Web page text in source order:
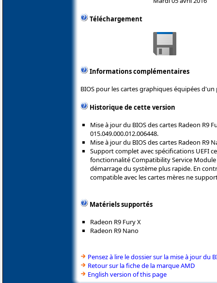
Téléchargement
Informations complémentaires
BIOS pour les cartes graphiques équipées
Historique de cette version
Mise à jour du BIOS des cartes Radeon R9
015.049.000.012.006448.
Mise à jour du BIOS des cartes Radeon R9
Support complet avec spécifications UEFI
fonctionnalité Compatibility Service
démarrage du système plus rapide. En
compatible avec les cartes mères ne
Matériels supportés
Radeon R9 Fury X
Radeon R9 Nano
Pensez à lire le dossier sur la mise à jour du
Retour sur la fiche de la marque AMD
English version of this page